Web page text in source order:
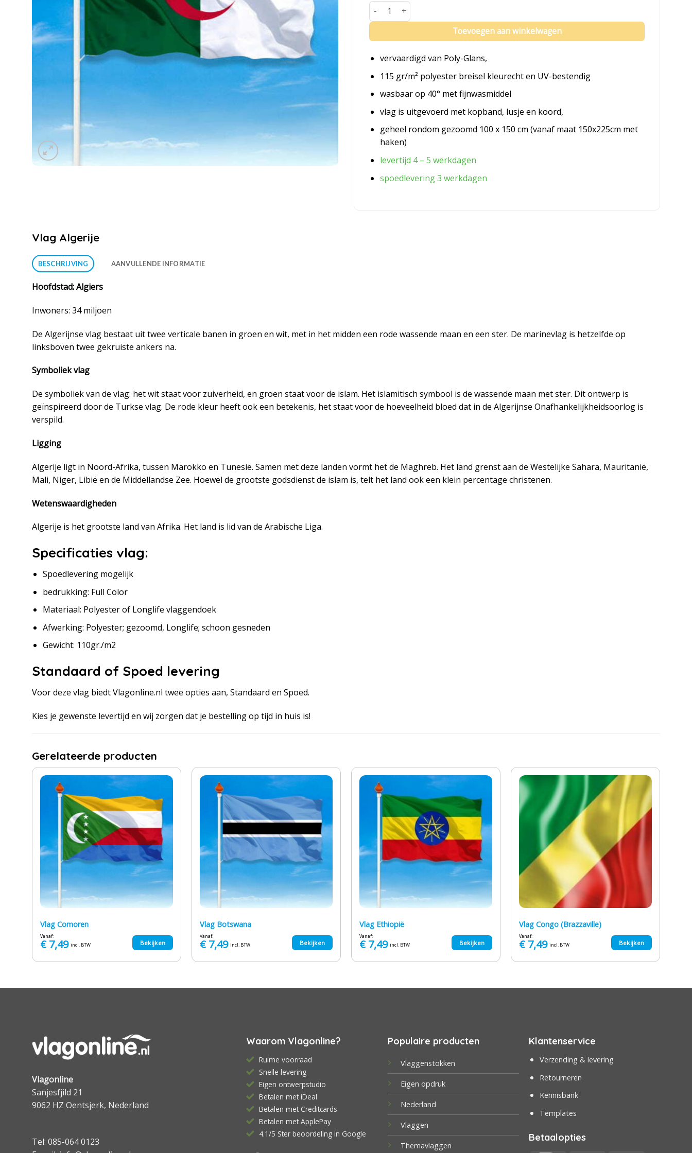
Vlag Algerije aantal
Toevoegen aan winkelwagen
vervaardigd van Poly-Glans,
115 gr/m² polyester breisel kleurecht en UV-bestendig
wasbaar op 40° met fijnwasmiddel
vlag is uitgevoerd met kopband, lusje en koord,
geheel rondom gezoomd 100 x 150 cm (vanaf maat 150x225cm met
haken)
levertijd 4 – 5 werkdagen
spoedlevering 3 werkdagen
Vlag Algerije
BESCHRIJVING AANVULLENDE INFORMATIE
Hoofdstad: Algiers
Inwoners: 34 miljoen
De Algerijnse vlag bestaat uit twee verticale banen in groen en wit, met in het midden een rode wassende maan en een ster. De marinevlag is hetzelfde op
linksboven twee gekruiste ankers na.
Symboliek vlag
De symboliek van de vlag: het wit staat voor zuiverheid, en groen staat voor de islam. Het islamitisch symbool is de wassende maan met ster. Dit ontwerp is
geïnspireerd door de Turkse vlag. De rode kleur heeft ook een betekenis, het staat voor de hoeveelheid bloed dat in de Algerijnse Onafhankelijkheidsoorlog is
verspild.
Ligging
Algerije ligt in Noord-Afrika, tussen Marokko en Tunesië. Samen met deze landen vormt het de Maghreb. Het land grenst aan de Westelijke Sahara, Mauritanië,
Mali, Niger, Libië en de Middellandse Zee. Hoewel de grootste godsdienst de islam is, telt het land ook een klein percentage christenen.
Wetenswaardigheden
Algerije is het grootste land van Afrika. Het land is lid van de Arabische Liga.
Specificaties vlag:
Spoedlevering mogelijk
bedrukking: Full Color
Materiaal: Polyester of Longlife vlaggendoek
Afwerking: Polyester; gezoomd, Longlife; schoon gesneden
Gewicht: 110gr./m2
Standaard of Spoed levering
Voor deze vlag biedt Vlagonline.nl twee opties aan, Standaard en Spoed.
Kies je gewenste levertijd en wij zorgen dat je bestelling op tijd in huis is!
Gerelateerde producten
Vlag Comoren
Vanaf:
€7,49 incl. BTW Bekijken
Vlag Botswana
Vanaf:
€7,49 incl. BTW Bekijken
Vlag Ethiopië
Vanaf:
€7,49 incl. BTW Bekijken
Vlag Congo (Brazzaville)
Vanaf:
€7,49 incl. BTW Bekijken
Vlagonline
Sanjesfjild 21
9062 HZ Oentsjerk, Nederland
Tel: 085-064 0123
Waarom Vlagonline?
Ruime voorraad
Snelle levering
Eigen ontwerpstudio
Betalen met iDeal
Betalen met Creditcards
Betalen met ApplePay
4.1/5 Ster beoordeling in Google
Populaire producten
Vlaggenstokken
Eigen opdruk
Nederland
Vlaggen
Themavlaggen
Klantenservice
Verzending & levering
Retourneren
Kennisbank
Templates
Betaalopties